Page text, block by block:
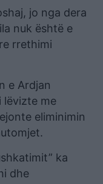
jo nga dera
nuk është e
rrethimi
e Ardjan
lëvizte me
eliminimin
ka
dhe